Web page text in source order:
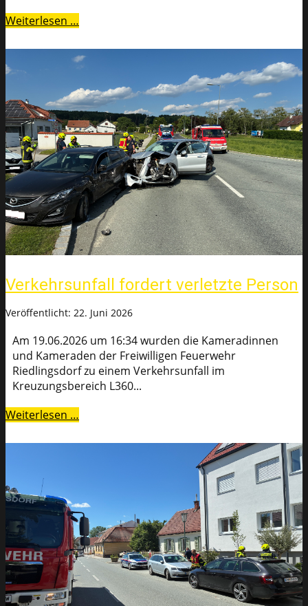
Weiterlesen …
Verkehrsunfall fordert verletzte Person
Veröffentlicht: 22. Juni 2026
Am 19.06.2026 um 16:34 wurden die Kameradinnen
und Kameraden der Freiwilligen Feuerwehr
Riedlingsdorf zu einem Verkehrsunfall im
Kreuzungsbereich L360...
Weiterlesen …